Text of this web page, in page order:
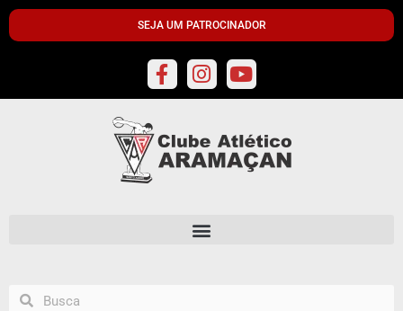
SEJA UM PATROCINADOR